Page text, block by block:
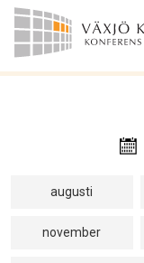
augusti
november